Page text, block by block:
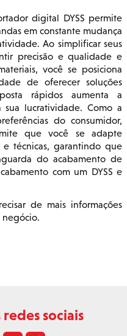
digital DYSS permite
em constante mudança
Ao simplificar seus
precisão e qualidade e
você se posiciona
de oferecer soluções
rápidos aumenta a
lucratividade. Como a
do consumidor,
que você se adapte
e técnicas, garantindo que
do acabamento de
com um DYSS e
de mais informações
negócio.
sociais